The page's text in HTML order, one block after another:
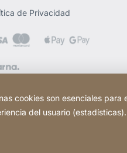
de Privacidad
cookies son esenciales
del usuario